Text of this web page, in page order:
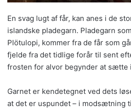
En svag lugt af får, kan anes i de
islandske pladegarn. Pladegarn
Plötulopi, kommer fra de får som
fjelde fra det tidlige forår til sent
frosten for alvor begynder at sætte
Garnet er kendetegnet ved dets
at det er uspundet – i modsætning